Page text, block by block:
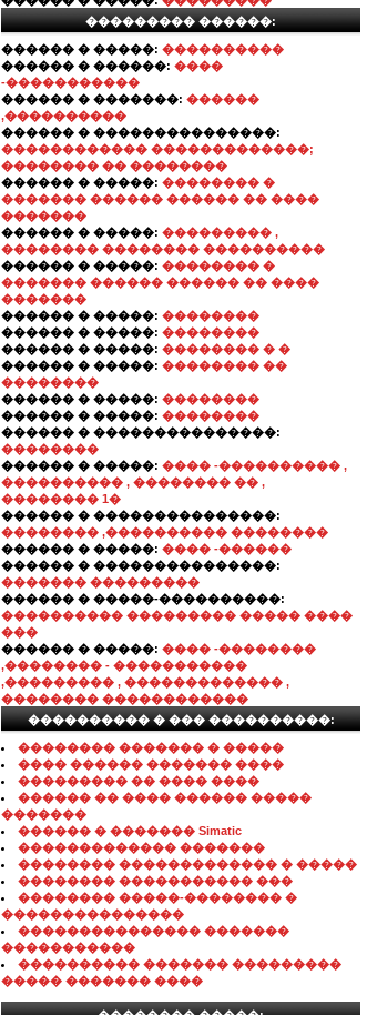
��������� ������:
������ � �����: ����������
������ � ������: ����
-�����������
������ � �������: ������
,����������
������ � ���������������:
������������ �������������;
�������� �� ��������
������ � �����: �������� �
������� ������ ������ �� ����
�������
������ � �����: ��������� ,
�������� �������� ����������
������ � �����: �������� �
������� ������ ������ �� ����
�������
������ � �����: ��������
������ � �����: ��������
������ � �����: �������� � �
������ � �����: �������� ��
��������
������ � �����: ��������
������ � �����: ��������
������ � ���������������:
��������
������ � �����: ���� -���������� ,
���������� , �������� �� ,
�������� 1�
������ � ���������������:
�������� ,���������� ��������
������ � �����: ���� -������
������ � ���������������:
������� ���������
������ � �����-����������:
���������� ��������� ����� ����
���
������ � �����: ���� -��������
,�������� - �����������
,��������� , ������������� ,
�������� ������������
���������� � ��� ����������:
�������� ������� � �����
���� ������ ������� ����
��������� �� ���� ����
������ �� ���� ������ �����
�������
������ � ������� Simatic
������������� �������
�������� ������������� � �����
�������� ����������� ���
�������� �����-�������� �
���������������
��������������� �������
�����������
���������� ������� ���������
����� ������� ����